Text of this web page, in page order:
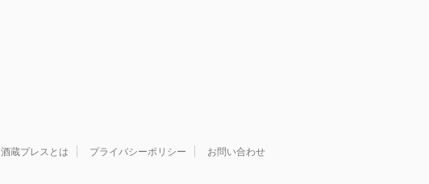
酒蔵プレスとは プライバシーポリシー お問い合わせ